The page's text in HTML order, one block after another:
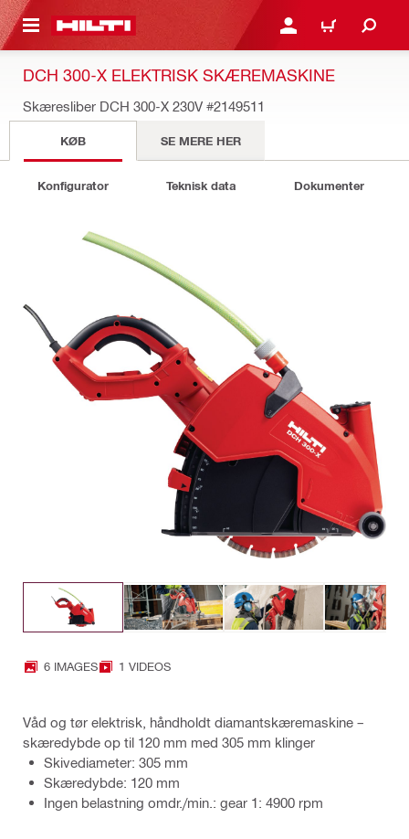
HOVEDINDHOLD LOG IND ELLER
INDKØBSKURV
DCH 300-X ELEKTRISK SKÆREMASKINE
Skæresliber DCH 300-X 230V #2149511
KØB SE MERE HER
Konfigurator Teknisk data Dokumenter
6 IMAGES 1 VIDEOS
Våd og tør elektrisk, håndholdt diamantskæremaskine –
skæredybde op til 120 mm med 305 mm klinger
Skivediameter: 305 mm
Skæredybde: 120 mm
Ingen belastning omdr./min.: gear 1: 4900 rpm